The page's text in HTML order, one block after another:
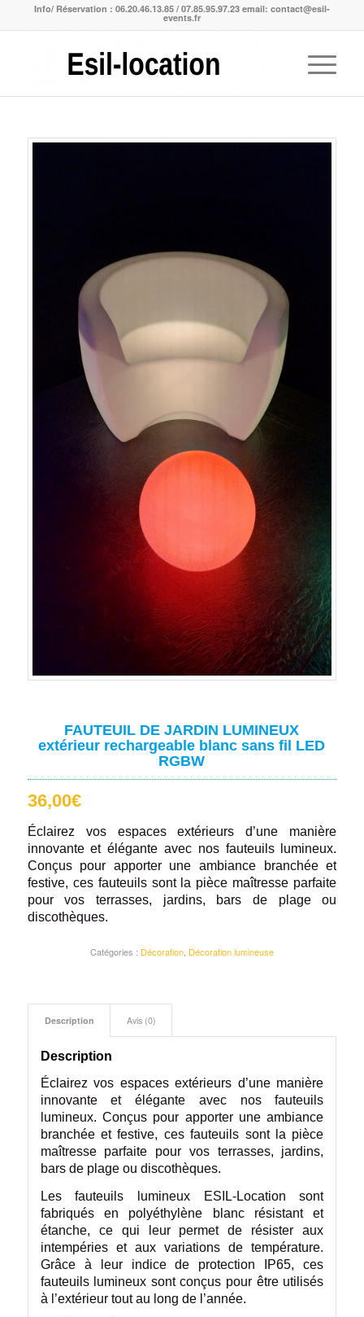
Info/ Réservation : 06.20.46.13.85 / 07.85.95.97.23 email: contact@esil-
events.fr
FAUTEUIL DE JARDIN LUMINEUX
extérieur rechargeable blanc sans fil LED
RGBW
36,00€
Éclairez vos espaces extérieurs d’une manière
innovante et élégante avec nos fauteuils lumineux.
Conçus pour apporter une ambiance branchée et
festive, ces fauteuils sont la pièce maîtresse parfaite
pour vos terrasses, jardins, bars de plage ou
discothèques.
Catégories : Décoration, Décoration lumineuse
Description Avis (0)
Description
Éclairez vos espaces extérieurs d’une manière
innovante et élégante avec nos fauteuils
lumineux. Conçus pour apporter une ambiance
branchée et festive, ces fauteuils sont la pièce
maîtresse parfaite pour vos terrasses, jardins,
bars de plage ou discothèques.
Les fauteuils lumineux ESIL-Location sont
fabriqués en polyéthylène blanc résistant et
étanche, ce qui leur permet de résister aux
intempéries et aux variations de température.
Grâce à leur indice de protection IP65, ces
fauteuils lumineux sont conçus pour être utilisés
à l’extérieur tout au long de l’année.